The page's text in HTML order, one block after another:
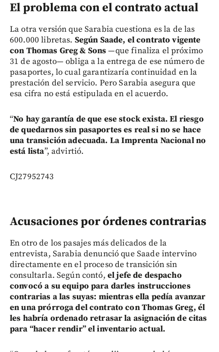
El problema con el contrato actual
La otra versión que Sarabia cuestiona es la de las
600.000 libretas. Según Saade, el contrato vigente
con Thomas Greg & Sons—que finaliza el próximo
31 de agosto— obliga a la entrega de ese número de
pasaportes, lo cual garantizaría continuidad en la
prestación del servicio. Pero Sarabia asegura que
esa cifra no está estipulada en el acuerdo.
“No hay garantía de que ese stock exista. El riesgo
de quedarnos sin pasaportes es real si no se hace
una transición adecuada. La Imprenta Nacional no
está lista”, advirtió.
CJ27952743
Acusaciones por órdenes contrarias
En otro de los pasajes más delicados de la
entrevista, Sarabia denunció que Saade intervino
directamente en el proceso de transición sin
consultarla. Según contó, el jefe de despacho
convocó a su equipo para darles instrucciones
contrarias a las suyas: mientras ella pedía avanzar
en una prórroga del contrato con Thomas Greg, él
les habría ordenado retrasar la asignación de citas
para “hacer rendir” el inventario actual.